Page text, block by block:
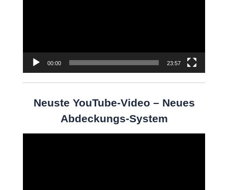
00:00 23:57
Neuste YouTube-Video – Neues
Abdeckungs-System